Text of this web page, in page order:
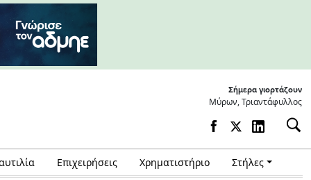
Σήμερα γιορτάζουν
Μύρων, Τριαντάφυλλος
Επιχειρήσεις Χρηματιστήριο Στήλες